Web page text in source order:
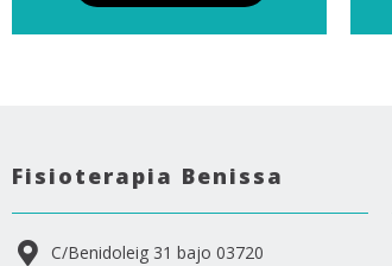
Fisioterapia Benissa
C/Benidoleig 31 bajo 03720